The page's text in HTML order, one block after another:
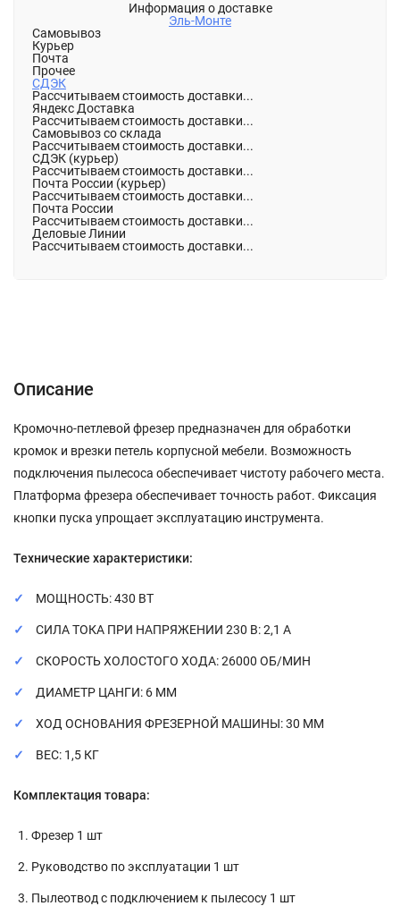
Информация о доставке
Эль-Монте
Самовывоз
Курьер
Почта
Прочее
СДЭК
Рассчитываем стоимость доставки...
Яндекс Доставка
Рассчитываем стоимость доставки...
Самовывоз со склада
Рассчитываем стоимость доставки...
СДЭК (курьер)
Рассчитываем стоимость доставки...
Почта России (курьер)
Рассчитываем стоимость доставки...
Почта России
Рассчитываем стоимость доставки...
Деловые Линии
Рассчитываем стоимость доставки...
Описание
Кромочно-петлевой фрезер предназначен для обработки
кромок и врезки петель корпусной мебели. Возможность
подключения пылесоса обеспечивает чистоту рабочего места.
Платформа фрезера обеспечивает точность работ. Фиксация
кнопки пуска упрощает эксплуатацию инструмента.
Технические характеристики:
МОЩНОСТЬ: 430 ВТ
СИЛА ТОКА ПРИ НАПРЯЖЕНИИ 230 В: 2,1 А
СКОРОСТЬ ХОЛОСТОГО ХОДА: 26000 ОБ/МИН
ДИАМЕТР ЦАНГИ: 6 ММ
ХОД ОСНОВАНИЯ ФРЕЗЕРНОЙ МАШИНЫ: 30 ММ
ВЕС: 1,5 КГ
Комплектация товара:
Фрезер 1 шт
Руководство по эксплуатации 1 шт
Пылеотвод с подключением к пылесосу 1 шт